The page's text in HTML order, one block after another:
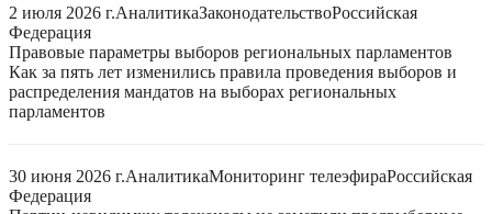
2 июля 2026 г.АналитикаЗаконодательствоРоссийская
Федерация
Правовые параметры выборов региональных парламентов
Как за пять лет изменились правила проведения выборов и
распределения мандатов на выборах региональных
парламентов
30 июня 2026 г.АналитикаМониторинг телеэфираРоссийская
Федерация